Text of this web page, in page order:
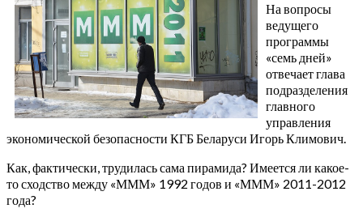
На вопросы
ведущего
программы
«семь дней»
отвечает глава
подразделения
главного
управления
экономической безопасности КГБ Беларуси Игорь Климович.
Как, фактически, трудилась сама пирамида? Имеется ли какое-
то сходство между «МММ» 1992 годов и «МММ» 2011-2012
года?